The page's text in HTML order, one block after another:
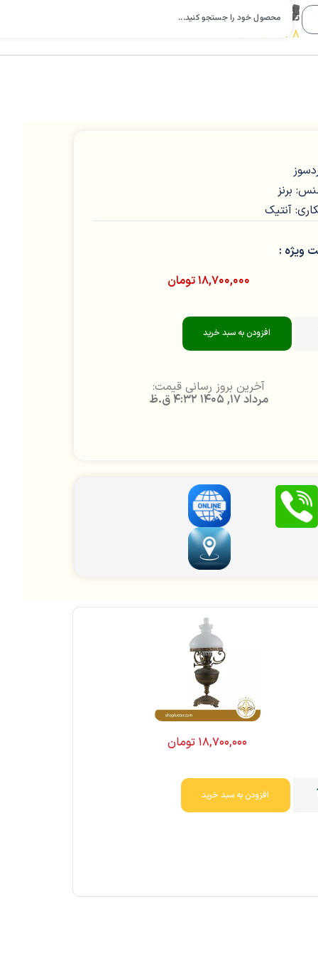
تلفن
تماس:
09112988638
برنز
آنتیک
ویژه :
۱۸,۷۰۰,۰۰۰تومان
افزودن به سبد خرید
آخرین بروز رسانی قیمت:
مرداد 17, 1405 4:32 ق.ظ
۱۸,۷۰۰,۰۰۰ تومان
افزودن به سبد خرید